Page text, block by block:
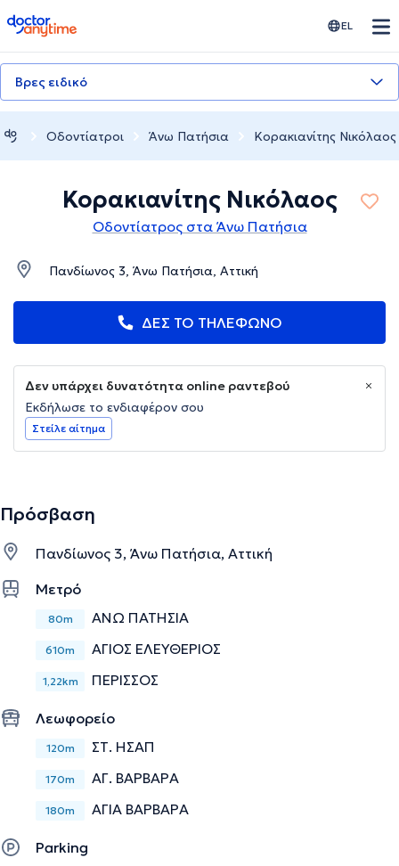
doctoranytime EL
Βρες ειδικό
Οδοντίατροι Άνω Πατήσια Κορακιανίτης Νικόλαος
Κορακιανίτης Νικόλαος
Οδοντίατρος στα Άνω Πατήσια
Πανδίωνος 3, Άνω Πατήσια, Αττική
ΔΕΣ ΤΟ ΤΗΛΕΦΩΝΟ
Δεν υπάρχει δυνατότητα online ραντεβού
Εκδήλωσε το ενδιαφέρον σου
Στείλε αίτημα
Πρόσβαση
Πανδίωνος 3, Άνω Πατήσια, Αττική
Μετρό
80m ΑΝΩ ΠΑΤΗΣΙΑ
610m ΑΓΙΟΣ ΕΛΕΥΘΕΡΙΟΣ
1,22km ΠΕΡΙΣΣΟΣ
Λεωφορείο
120m ΣΤ. ΗΣΑΠ
170m ΑΓ. ΒΑΡΒΑΡΑ
180m ΑΓΙΑ ΒΑΡΒΑΡΑ
Parking